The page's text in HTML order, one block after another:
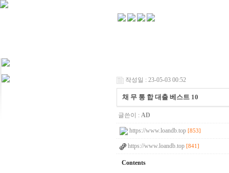
작성일 : 23-05-03 00:52
채 무 통 합 대출 베스트 10
글쓴이 : AD
https://www.loandb.top [853]
https://www.loandb.top [841]
Contents